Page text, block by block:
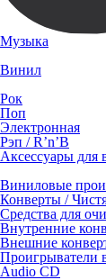
Музыка
Винил
Рок
Поп
Электронная
Рэп / R’n’B
Аксессуары для
Виниловые
Конверты /
Средства для
Внутренние
Внешние
Проигрыватели
Audio CD